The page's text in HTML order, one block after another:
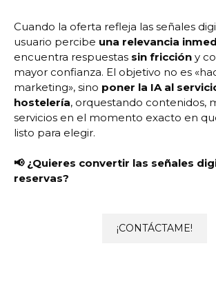
Cuando la oferta refleja las señales
usuario percibe una relevancia
encuentra respuestas sin fricción y
mayor confianza. El objetivo no es
marketing», sino poner la IA al
hostelería, orquestando contenidos,
servicios en el momento exacto en
listo para elegir.
📢 ¿Quieres convertir las señales
reservas?
¡CONTÁCTAME!